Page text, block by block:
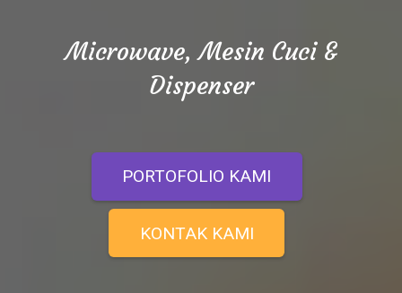
Microwave, Mesin Cuci &
Dispenser
PORTOFOLIO KAMI
KONTAK KAMI